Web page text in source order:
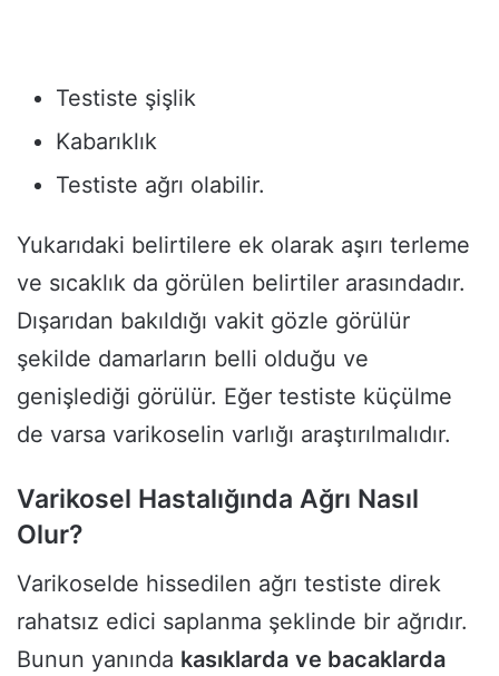
Testiste şişlik
Kabarıklık
Testiste ağrı olabilir.
Yukarıdaki belirtilere ek olarak aşırı terleme
ve sıcaklık da görülen belirtiler arasındadır.
Dışarıdan bakıldığı vakit gözle görülür
şekilde damarların belli olduğu ve
genişlediği görülür. Eğer testiste küçülme
de varsa varikoselin varlığı araştırılmalıdır.
Varikosel Hastalığında Ağrı Nasıl
Olur?
Varikoselde hissedilen ağrı testiste direk
rahatsız edici saplanma şeklinde bir ağrıdır.
Bunun yanında kasıklarda ve bacaklarda